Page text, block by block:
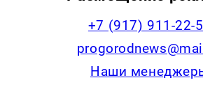
+7 (917) 911-22-
Наши